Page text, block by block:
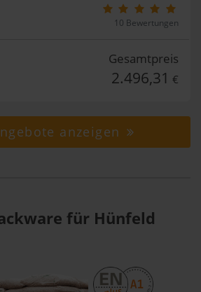
10 Bewertungen
Gesamtpreis
2.496,31 €
anzeigen
für Hünfeld